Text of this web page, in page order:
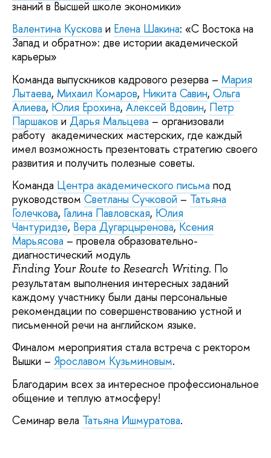
знаний в Высшей школе экономики»
Валентина Кускова и Елена Шакина: «С Востока на
Запад и обратно»: две истории академической
карьеры»
Команда выпускников кадрового резерва – Мария
Лытаева, Михаил Комаров, Никита Савин, Ольга
Алиева, Юлия Ерохина, Алексей Вдовин, Петр
Паршаков и Дарья Мальцева – организовали
работу академических мастерских, где каждый
имел возможность презентовать стратегию своего
развития и получить полезные советы.
Команда Центра академического письма под
руководством Светланы Сучковой – Татьяна
Голечкова, Галина Павловская, Юлия
Чантуридзе, Вера Дугарцыренова, Ксения
Марьясова – провела образовательно-
диагностический модуль
Finding Your Route to Research Writing. По
результатам выполнения интересных заданий
каждому участнику были даны персональные
рекомендации по совершенствованию устной и
письменной речи на английском языке.
Финалом мероприятия стала встреча с ректором
Вышки – Ярославом Кузьминовым.
Благодарим всех за интересное профессиональное
общение и теплую атмосферу!
Семинар вела Татьяна Ишмуратова.